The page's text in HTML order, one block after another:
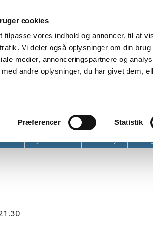
cookies
tilpasse vores indhold og annoncer, til at
Vi deler også oplysninger om din
medier, annonceringspartnere og
andre oplysninger, du har givet dem,
Præferencer Statistik